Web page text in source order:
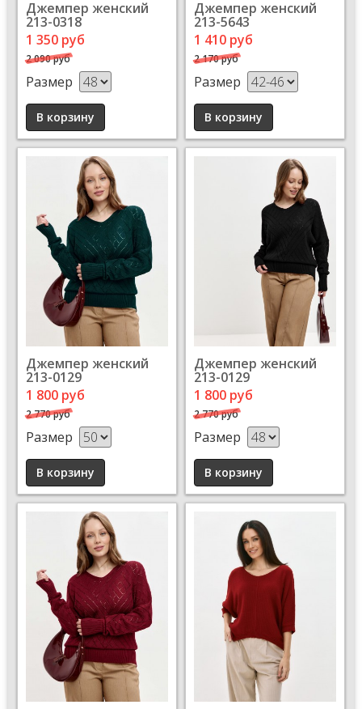
Джемпер женский
213-0318
1 350 руб
2 090 руб
Размер
Джемпер женский
213-5643
1 410 руб
2 170 руб
Размер
Джемпер женский
213-0129
1 800 руб
2 770 руб
Размер
Джемпер женский
213-0129
1 800 руб
2 770 руб
Размер